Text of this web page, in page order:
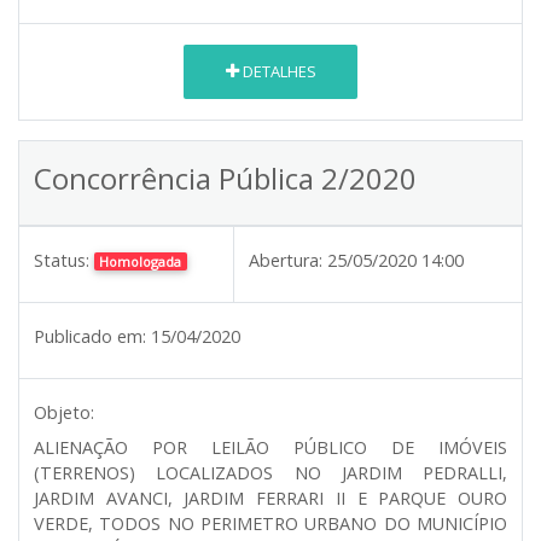
DETALHES
Concorrência Pública 2/2020
Status: Homologada Abertura: 25/05/2020 14:00
Publicado em: 15/04/2020
Objeto:
ALIENAÇÃO POR LEILÃO PÚBLICO DE IMÓVEIS
(TERRENOS) LOCALIZADOS NO JARDIM PEDRALLI,
JARDIM AVANCI, JARDIM FERRARI II E PARQUE OURO
VERDE, TODOS NO PERIMETRO URBANO DO MUNICÍPIO